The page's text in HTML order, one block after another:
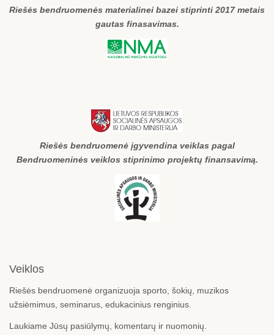
Riešės bendruomenės materialinei bazei stiprinti 2017 metais
gautas finasavimas.
Riešės bendruomenė įgyvendina veiklas pagal
Bendruomeninės veiklos stiprinimo projektų finansavimą.
Veiklos
Riešės bendruomenė organizuoja sporto, šokių, muzikos
užsiėmimus, seminarus, edukacinius renginius.
Laukiame Jūsų pasiūlymų, komentarų ir nuomonių.